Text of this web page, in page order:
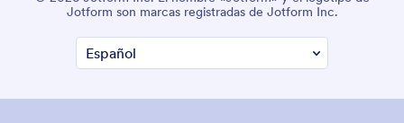
Jotform son marcas registradas de Jotform Inc.